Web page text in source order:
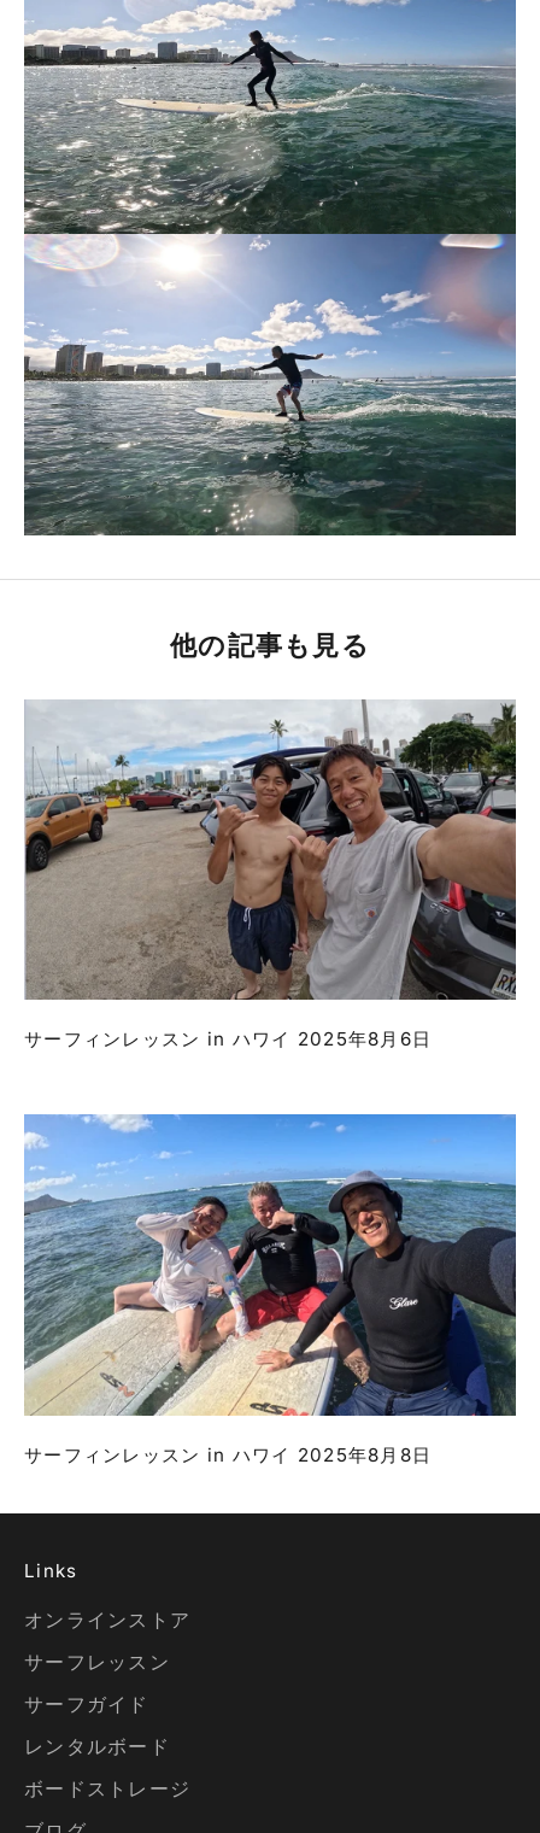
他の記事も見る
サーフィンレッスン in ハワイ 2025年8月6日
サーフィンレッスン in ハワイ 2025年8月8日
Links
オンラインストア
サーフレッスン
サーフガイド
レンタルボード
ボードストレージ